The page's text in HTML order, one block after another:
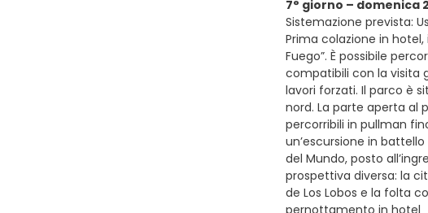
7° giorno – domenica
Sistemazione prevista:
Prima colazione in
Fuego”. È possibile
compatibili con la visita
lavori forzati. Il parco è
nord. La parte aperta al
percorribili in pullman
un’escursione in
del Mundo, posto
prospettiva diversa: la
de Los Lobos e la folta
pernottamento in hotel